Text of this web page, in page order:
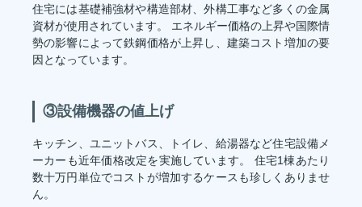
住宅には基礎補強材や構造部材、外構工事など多くの金属
資材が使用されています。 エネルギー価格の上昇や国際情
勢の影響によって鉄鋼価格が上昇し、建築コスト増加の要
因となっています。
③設備機器の値上げ
キッチン、ユニットバス、トイレ、給湯器など住宅設備メ
ーカーも近年価格改定を実施しています。 住宅1棟あたり
数十万円単位でコストが増加するケースも珍しくありませ
ん。